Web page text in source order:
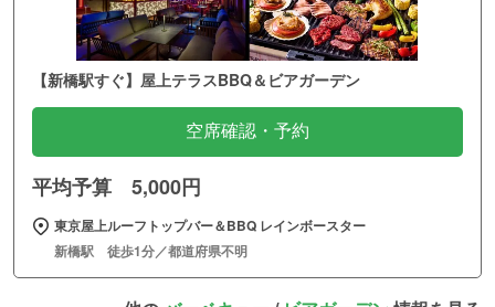
【新橋駅すぐ】屋上テラスBBQ＆ビアガーデン
空席確認・予約
平均予算 5,000円
東京屋上ルーフトップバー＆BBQ レインボースター
新橋駅 徒歩1分／都道府県不明